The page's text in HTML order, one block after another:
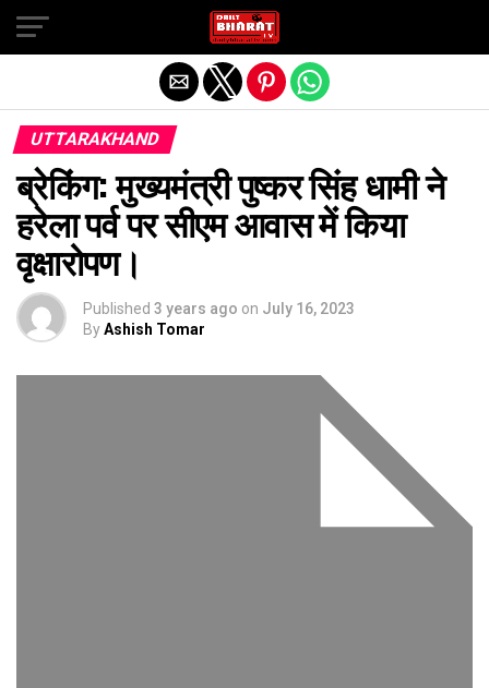
UTTARAKHAND
ब्रेकिंग: मुख्यमंत्री पुष्कर सिंह धामी ने
हरेला पर्व पर सीएम आवास में किया
वृक्षारोपण।
Published 3 years ago on July 16, 2023
ByAshish Tomar
Exit mobile version